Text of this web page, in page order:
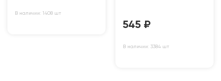
В наличии: 1408 шт
545 ₽
В наличии: 3384 шт